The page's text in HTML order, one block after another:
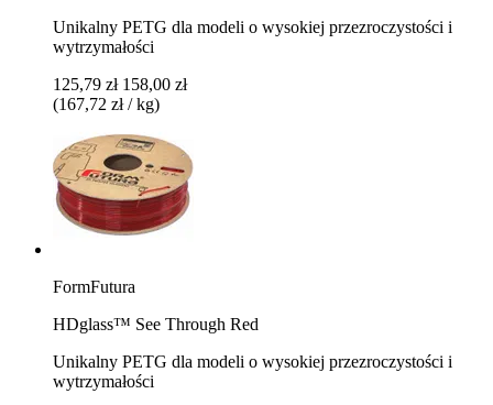
Unikalny PETG dla modeli o wysokiej przezroczystości i
wytrzymałości
125,79 zł 158,00 zł
(167,72 zł / kg)
FormFutura
HDglass™ See Through Red
Unikalny PETG dla modeli o wysokiej przezroczystości i
wytrzymałości